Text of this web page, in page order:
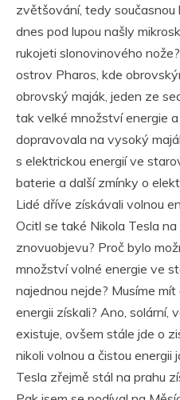
zvětšování, tedy současnou
dnes pod lupou našly
rukojeti slonovinového
ostrov Pharos, kde
obrovský maják, jeden ze
tak velké množství energie
dopravovala na vysoký
s elektrickou energií ve
baterie a další zmínky o
Lidé dříve získávali volnou
Ocitl se také Nikola Tesla
znovuobjevu? Proč bylo
množství volné energie ve
najednou nejde? Musíme
energii získali? Ano, solární,
existuje, ovšem stále jde o
nikoli volnou a čistou energii
Tesla zřejmě stál na prahu